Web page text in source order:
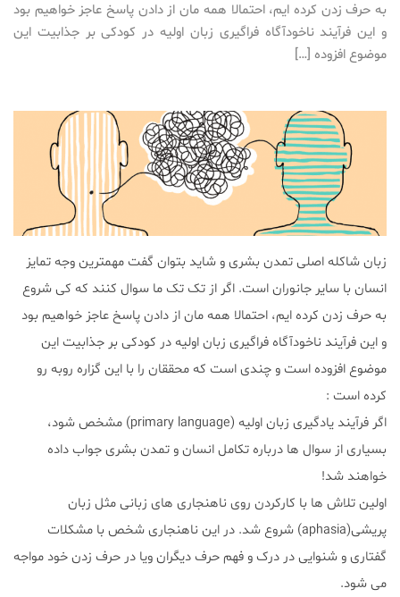
به حرف زدن کرده ایم، احتمالا همه مان از دادن پاسخ عاجز خواهیم بود
و این فرآیند ناخودآگاه فراگیری زبان اولیه در کودکی بر جذابیت این
موضوع افزوده […]
زبان شاکله اصلی تمدن بشری و شاید بتوان گفت مهمترین وجه تمایز
انسان با سایر جانوران است. اگر از تک تک ما سوال کنند که کی شروع
به حرف زدن کرده ایم، احتمالا همه مان از دادن پاسخ عاجز خواهیم بود
و این فرآیند ناخودآگاه فراگیری زبان اولیه در کودکی بر جذابیت این
موضوع افزوده است و چندی است که محققان را با این گزاره روبه رو
کرده است :
اگر فرآیند یادگیری زبان اولیه (primary language) مشخص شود،
بسیاری از سوال ها درباره تکامل انسان و تمدن بشری جواب داده
خواهند شد!
اولین تلاش ها با کارکردن روی ناهنجاری های زبانی مثل زبان
پریشی(aphasia) شروع شد. در این ناهنجاری شخص با مشکلات
گفتاری و شنوایی در درک و فهم حرف دیگران ویا در حرف زدن خود مواجه
می شود.